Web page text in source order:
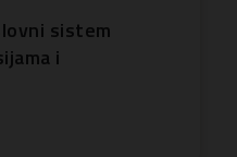
sistem
i